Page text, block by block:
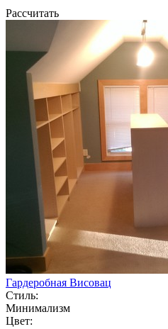
Рассчитать
Гардеробная Висовац
Стиль:
Минимализм
Цвет: